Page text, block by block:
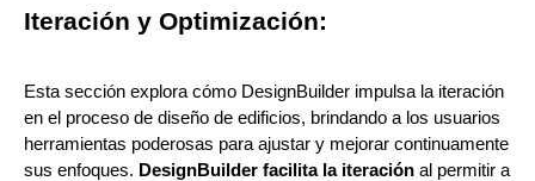
Iteración y Optimización:
Esta sección explora cómo DesignBuilder impulsa la iteración
en el proceso de diseño de edificios, brindando a los usuarios
herramientas poderosas para ajustar y mejorar continuamente
sus enfoques. DesignBuilder facilita la iteración al permitir a